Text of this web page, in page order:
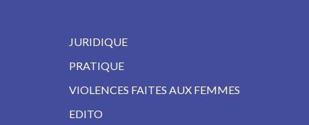
JURIDIQUE
PRATIQUE
VIOLENCES FAITES AUX FEMMES
EDITO